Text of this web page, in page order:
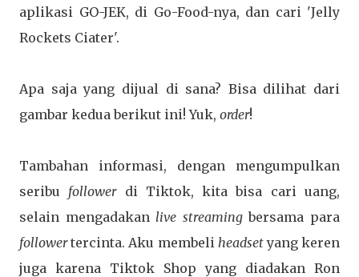
aplikasi GO-JEK, di Go-Food-nya, dan cari 'Jelly
Rockets Ciater'.
Apa saja yang dijual di sana? Bisa dilihat dari
gambar kedua berikut ini! Yuk, order!
Tambahan informasi, dengan mengumpulkan
seribu followerdi Tiktok, kita bisa cari uang,
selain mengadakanlive streamingbersama para
followertercinta. Aku membeli headsetyang keren
juga karena Tiktok Shop yang diadakan Ron